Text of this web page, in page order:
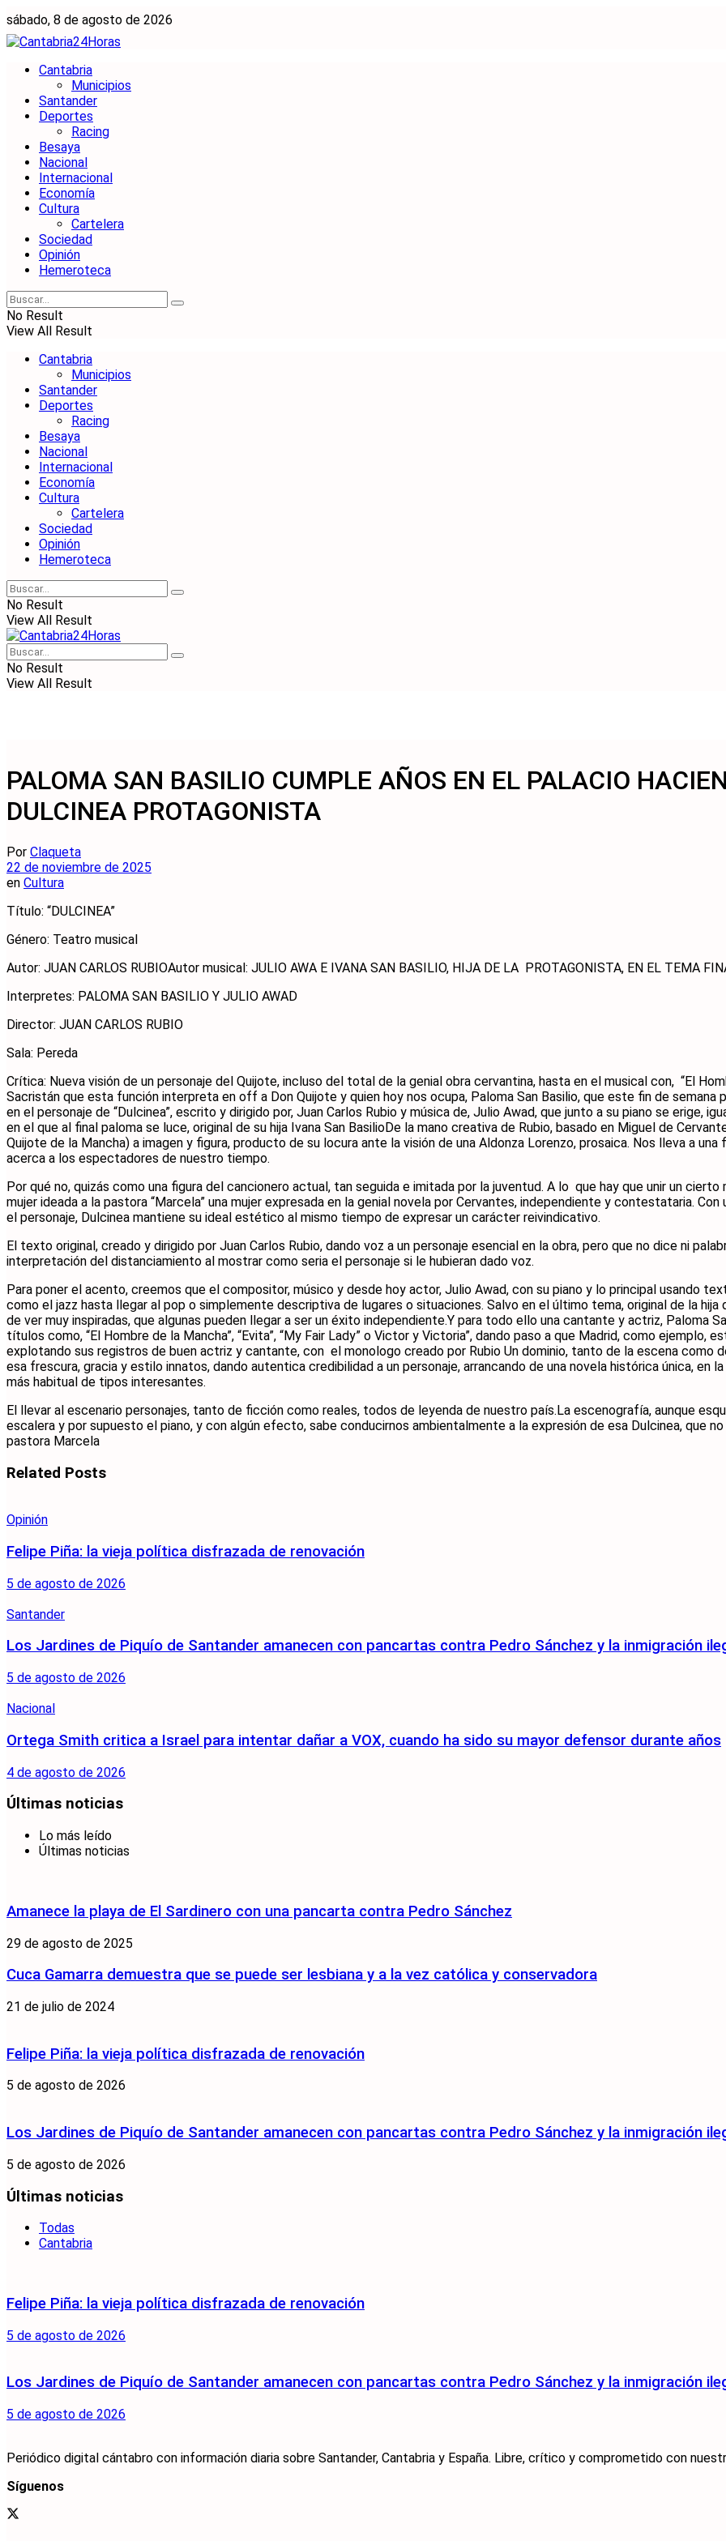
sábado, 8 de agosto de 2026
Cantabria
Municipios
Santander
Deportes
Racing
Besaya
Nacional
Internacional
Economía
Cultura
Cartelera
Sociedad
Opinión
Hemeroteca
No Result
View All Result
Cantabria
Municipios
Santander
Deportes
Racing
Besaya
Nacional
Internacional
Economía
Cultura
Cartelera
Sociedad
Opinión
Hemeroteca
No Result
View All Result
No Result
View All Result
PALOMA SAN BASILIO CUMPLE AÑOS EN EL PALACIO
DULCINEA PROTAGONISTA
Por Claqueta
22 de noviembre de 2025
en Cultura
Título: “DULCINEA”
Género: Teatro musical
Autor: JUAN CARLOS RUBIOAutor musical: JULIO AWA E IVANA SAN BASILIO, HIJA DE LA PROTAGONISTA, EN EL TEMA
Interpretes: PALOMA SAN BASILIO Y JULIO AWAD
Director: JUAN CARLOS RUBIO
Sala: Pereda
Crítica: Nueva visión de un personaje del Quijote, incluso del total de la genial obra cervantina, hasta en el musical con, “El
Sacristán que esta función interpreta en off a Don Quijote y quien hoy nos ocupa, Paloma San Basilio, que este fin de
en el personaje de “Dulcinea”, escrito y dirigido por, Juan Carlos Rubio y música de, Julio Awad, que junto a su piano se erige,
en el que al final paloma se luce, original de su hija Ivana San BasilioDe la mano creativa de Rubio, basado en Miguel de
Quijote de la Mancha) a imagen y figura, producto de su locura ante la visión de una Aldonza Lorenzo, prosaica. Nos lleva a
acerca a los espectadores de nuestro tiempo.
Por qué no, quizás como una figura del cancionero actual, tan seguida e imitada por la juventud. A lo que hay que unir un
mujer ideada a la pastora “Marcela” una mujer expresada en la genial novela por Cervantes, independiente y contestataria.
el personaje, Dulcinea mantiene su ideal estético al mismo tiempo de expresar un carácter reivindicativo.
El texto original, creado y dirigido por Juan Carlos Rubio, dando voz a un personaje esencial en la obra, pero que no dice ni
interpretación del distanciamiento al mostrar como seria el personaje si le hubieran dado voz.
Para poner el acento, creemos que el compositor, músico y desde hoy actor, Julio Awad, con su piano y lo principal usando
como el jazz hasta llegar al pop o simplemente descriptiva de lugares o situaciones. Salvo en el último tema, original de la hija
de ver muy inspiradas, que algunas pueden llegar a ser un éxito independiente.Y para todo ello una cantante y actriz, Paloma
títulos como, “El Hombre de la Mancha”, “Evita”, “My Fair Lady” o Victor y Victoria”, dando paso a que Madrid, como ejemplo,
explotando sus registros de buen actriz y cantante, con el monologo creado por Rubio Un dominio, tanto de la escena como
esa frescura, gracia y estilo innatos, dando autentica credibilidad a un personaje, arrancando de una novela histórica única, en
más habitual de tipos interesantes.
El llevar al escenario personajes, tanto de ficción como reales, todos de leyenda de nuestro país.La escenografía, aunque
escalera y por supuesto el piano, y con algún efecto, sabe conducirnos ambientalmente a la expresión de esa Dulcinea, que
pastora Marcela
Related Posts
Opinión
Felipe Piña: la vieja política disfrazada de renovación
5 de agosto de 2026
Santander
Los Jardines de Piquío de Santander amanecen con pancartas contra Pedro Sánchez y la inmigración
5 de agosto de 2026
Nacional
Ortega Smith critica a Israel para intentar dañar a VOX, cuando ha sido su mayor defensor durante años
4 de agosto de 2026
Últimas noticias
Lo más leído
Últimas noticias
Amanece la playa de El Sardinero con una pancarta contra Pedro Sánchez
29 de agosto de 2025
Cuca Gamarra demuestra que se puede ser lesbiana y a la vez católica y conservadora
21 de julio de 2024
Felipe Piña: la vieja política disfrazada de renovación
5 de agosto de 2026
Los Jardines de Piquío de Santander amanecen con pancartas contra Pedro Sánchez y la inmigración
5 de agosto de 2026
Últimas noticias
Todas
Cantabria
Felipe Piña: la vieja política disfrazada de renovación
5 de agosto de 2026
Los Jardines de Piquío de Santander amanecen con pancartas contra Pedro Sánchez y la inmigración
5 de agosto de 2026
Periódico digital cántabro con información diaria sobre Santander, Cantabria y España. Libre, crítico y comprometido con
Síguenos